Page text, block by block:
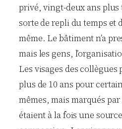
privé, vingt-deux ans plus
sorte de repli du temps et
même. Le bâtiment n’a
mais les gens,
Les visages des collègues
plus de 10 ans pour
mêmes, mais marqués
étaient à la fois une